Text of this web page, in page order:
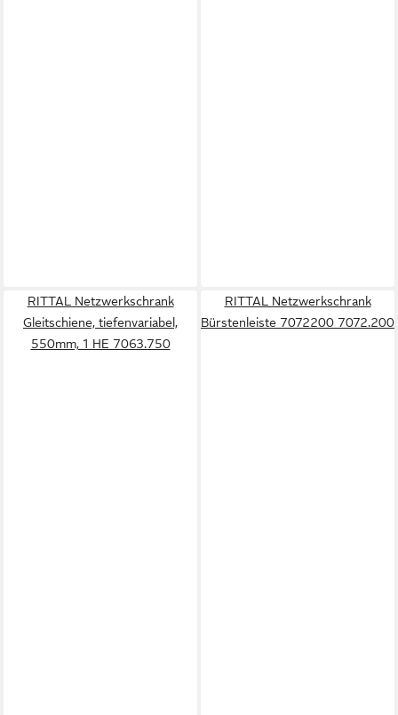
RITTAL Netzwerkschrank
Gleitschiene, tiefenvariabel,
550mm, 1 HE 7063.750
RITTAL Netzwerkschrank
Bürstenleiste 7072200 7072.200